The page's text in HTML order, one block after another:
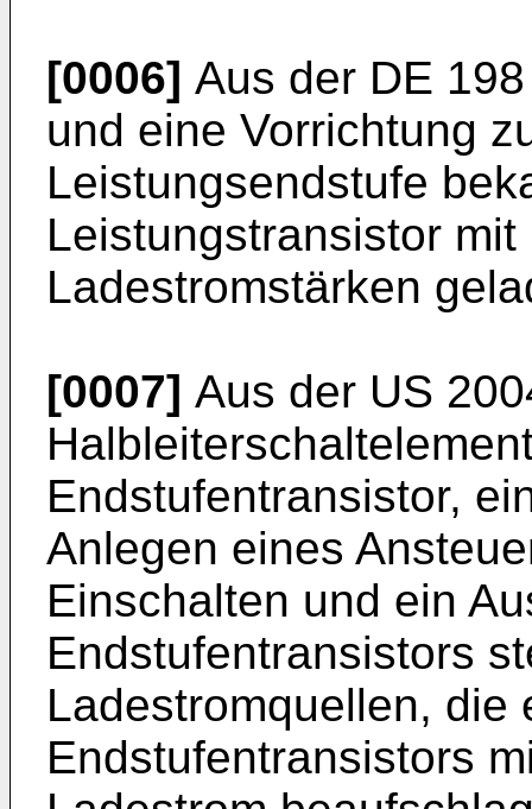
[0006] Aus der DE
und eine Vorrichtung
Leistungsendstufe
Leistungstransistor
Ladestromstärken
[0007] Aus der US
Endstufentransistor,
Anlegen eines
Einschalten und ein
Endstufentransistors
Ladestromquellen, die
Endstufentransistors